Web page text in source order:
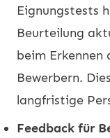
Eignungstests
Beurteilung
beim Erkennen
Bewerbern.
langfristige
Feedback für